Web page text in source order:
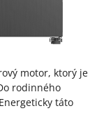
motor, ktorý je
rodinného
táto